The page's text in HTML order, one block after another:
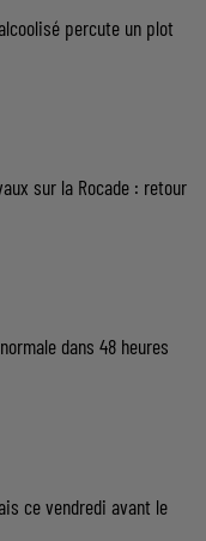
percute un plot
sur la Rocade : retour
dans 48 heures
ce vendredi avant le